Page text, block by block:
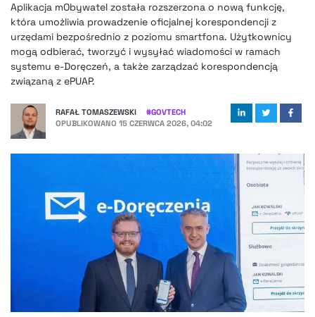
PODCASTY
FINTEK EXTRA
OKIEM EKSPERTA
Aplikacja mObywatel została rozszerzona o nową funkcję,
która umożliwia prowadzenie oficjalnej korespondencji z
urzędami bezpośrednio z poziomu smartfona. Użytkownicy
mogą odbierać, tworzyć i wysyłać wiadomości w ramach
systemu e-Doręczeń, a także zarządzać korespondencją
związaną z ePUAP.
RAFAŁ TOMASZEWSKI #GOVTECH
OPUBLIKOWANO 15 CZERWCA 2026, 04:02